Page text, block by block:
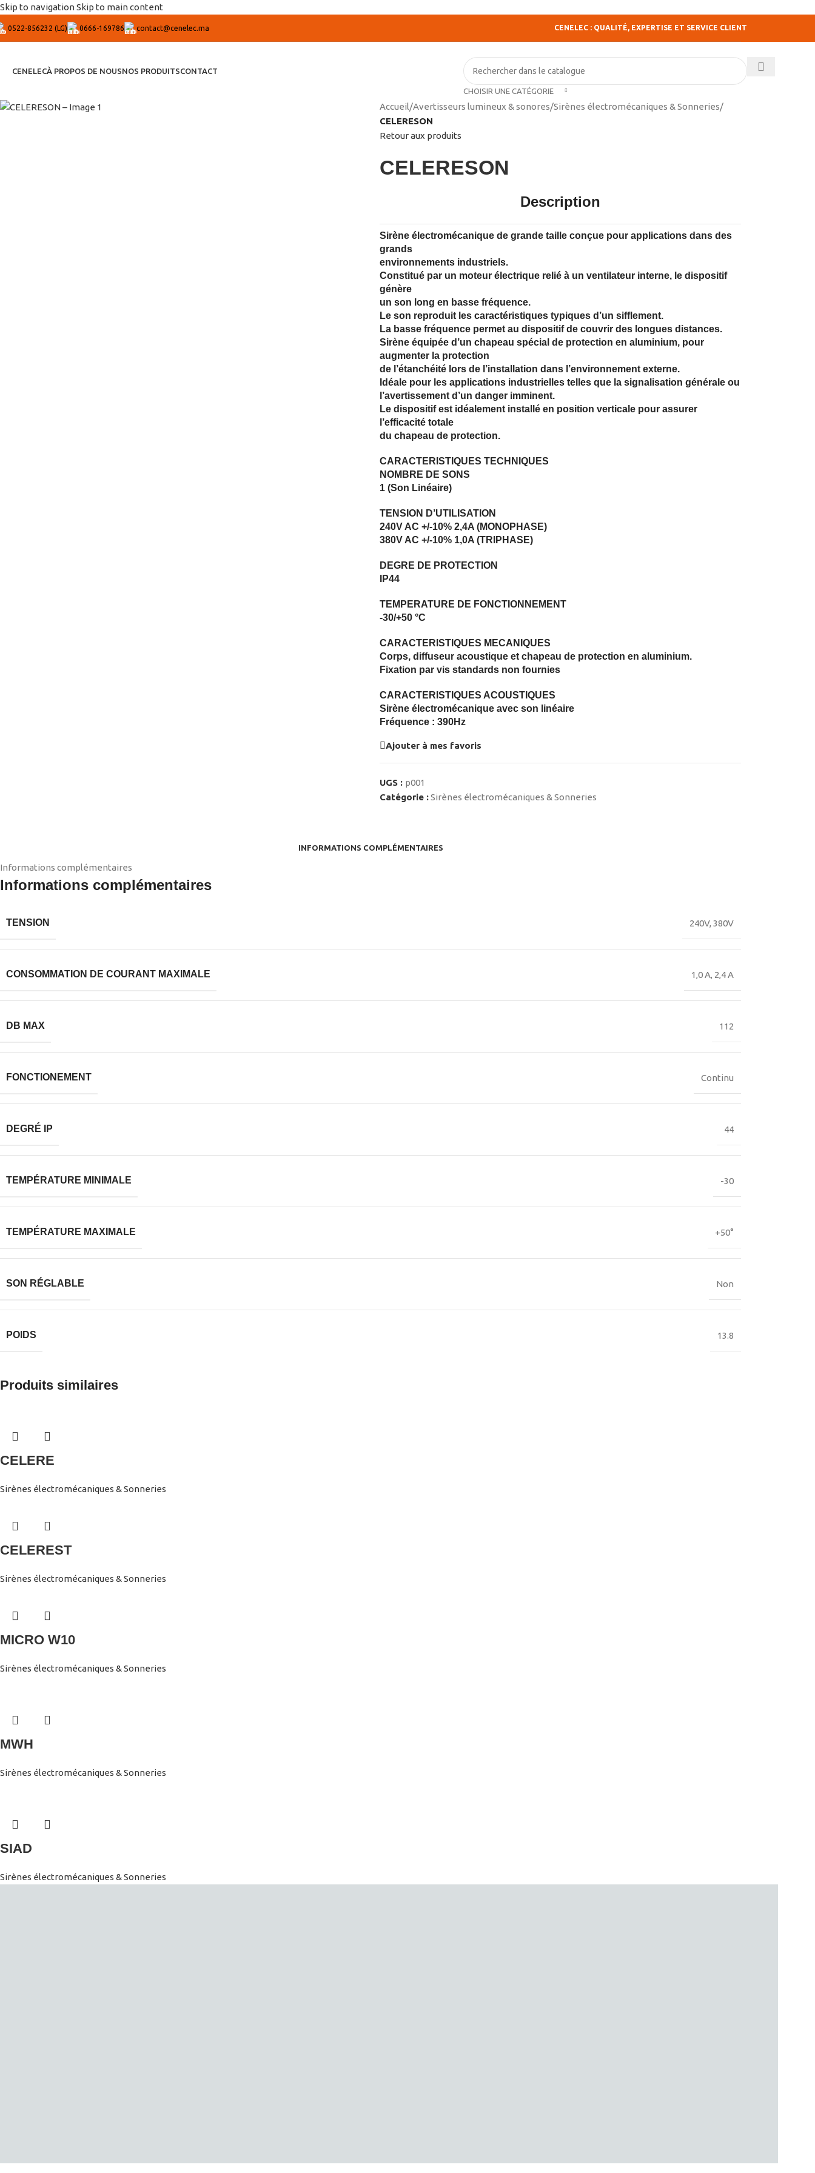
Skip to navigationSkip to main content
0522-856232 (LG) 0666-169786 contact@cenelec.ma CENELEC : QUALITÉ, EXPERTISE ET SERVICE CLIENT
CENELECÀ PROPOS DE NOUSNOS PRODUITSCONTACT
CHOISIR UNE CATÉGORIE
Accueil/Avertisseurs lumineux & sonores/Sirènes électromécaniques & Sonneries/
CELERESON
Retour aux produits
CELERESON
Description
Sirène électromécanique de grande taille conçue pour applications dans des
grands
environnements industriels.
Constitué par un moteur électrique relié à un ventilateur interne, le dispositif
génère
un son long en basse fréquence.
Le son reproduit les caractéristiques typiques d’un sifflement.
La basse fréquence permet au dispositif de couvrir des longues distances.
Sirène équipée d’un chapeau spécial de protection en aluminium, pour
augmenter la protection
de l’étanchéité lors de l’installation dans l’environnement externe.
Idéale pour les applications industrielles telles que la signalisation générale ou
l’avertissement d’un danger imminent.
Le dispositif est idéalement installé en position verticale pour assurer
l’efficacité totale
du chapeau de protection.
CARACTERISTIQUES TECHNIQUES
NOMBRE DE SONS
1 (Son Linéaire)
TENSION D’UTILISATION
240V AC +/-10% 2,4A (MONOPHASE)
380V AC +/-10% 1,0A (TRIPHASE)
DEGRE DE PROTECTION
IP44
TEMPERATURE DE FONCTIONNEMENT
-30/+50 °C
CARACTERISTIQUES MECANIQUES
Corps, diffuseur acoustique et chapeau de protection en aluminium.
Fixation par vis standards non fournies
CARACTERISTIQUES ACOUSTIQUES
Sirène électromécanique avec son linéaire
Fréquence : 390Hz
Ajouter à mes favoris
UGS : p001
Catégorie :Sirènes électromécaniques & Sonneries
INFORMATIONS COMPLÉMENTAIRES
Informations complémentaires
Informations complémentaires
TENSION 240V, 380V
CONSOMMATION DE COURANT MAXIMALE 1,0 A, 2,4 A
DB MAX 112
FONCTIONEMENT Continu
DEGRÉ IP 44
TEMPÉRATURE MINIMALE -30
TEMPÉRATURE MAXIMALE +50°
SON RÉGLABLE Non
POIDS 13.8
Produits similaires
CELERE
Sirènes électromécaniques & Sonneries
CELEREST
Sirènes électromécaniques & Sonneries
MICRO W10
Sirènes électromécaniques & Sonneries
MWH
Sirènes électromécaniques & Sonneries
SIAD
Sirènes électromécaniques & Sonneries